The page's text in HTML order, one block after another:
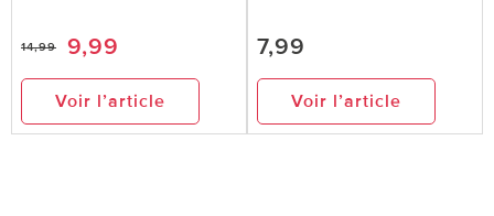
14,99 9,99
Voir l’article
7,99
Voir l’article